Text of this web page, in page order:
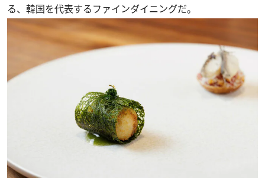
る、韓国を代表するファインダイニングだ。